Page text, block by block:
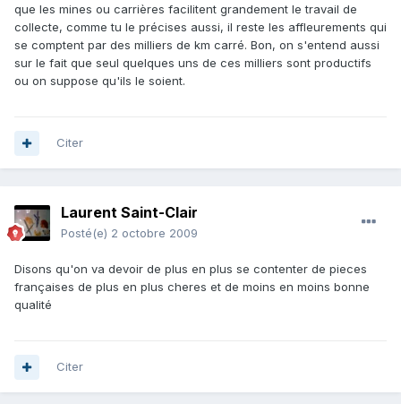
que les mines ou carrières facilitent grandement le travail de
collecte, comme tu le précises aussi, il reste les affleurements qui
se comptent par des milliers de km carré. Bon, on s'entend aussi
sur le fait que seul quelques uns de ces milliers sont productifs
ou on suppose qu'ils le soient.
Citer
Laurent Saint-Clair
Posté(e) 2 octobre 2009
Disons qu'on va devoir de plus en plus se contenter de pieces
françaises de plus en plus cheres et de moins en moins bonne
qualité
Citer